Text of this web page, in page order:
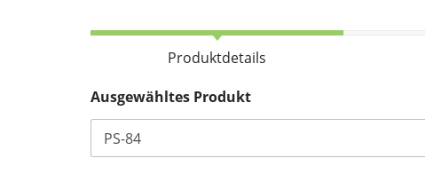
Produktdetails
i
e
e
Ausgewähltes Produkt